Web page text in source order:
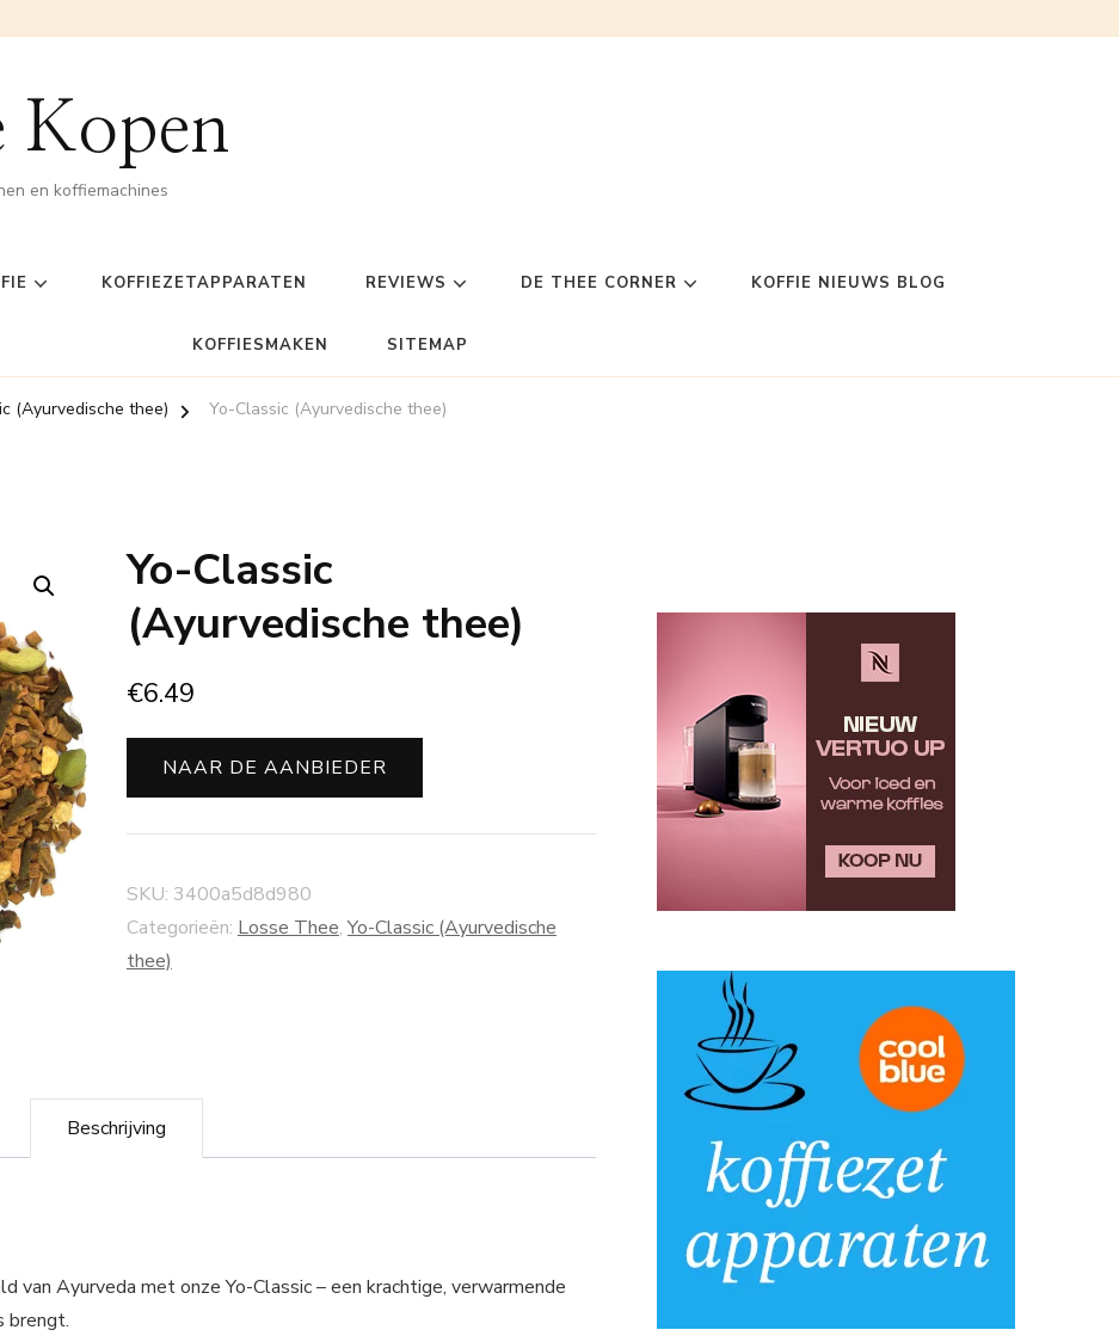
Kopen
en koffiemachines
KOFFIEZETAPPARATEN REVIEWS DE THEE CORNER KOFFIE NIEUWS BLOG
KOFFIESMAKEN SITEMAP
(Ayurvedische thee) Yo-Classic (Ayurvedische thee)
Yo-Classic
(Ayurvedische thee)
€6.49
NAAR DE AANBIEDER
SKU: 3400a5d8d980
Categorieën: Losse Thee,Yo-Classic (Ayurvedische
thee)
Beschrijving
van Ayurveda met onze Yo-Classic – een krachtige, verwarmende
brengt.